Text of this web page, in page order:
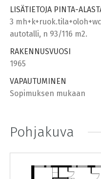
LISÄTIETOJA PINTA-
3
autotalli, n 93/116 m2.
RAKENNUSVUOSI
1965
VAPAUTUMINEN
Sopimuksen mukaan
Pohjakuva